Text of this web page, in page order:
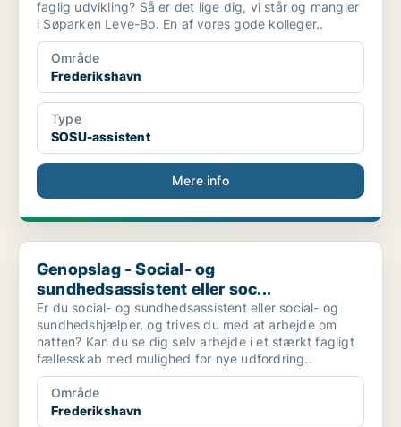
faglig udvikling? Så er det lige dig, vi står og mangler
i Søparken Leve-Bo. En af vores gode kolleger..
Område
Frederikshavn
Type
SOSU-assistent
Mere info
Genopslag - Social- og sundhedsassistent eller soc...
Genopslag - Social- og
sundhedsassistent eller soc...
Er du social- og sundhedsassistent eller social- og
sundhedshjælper, og trives du med at arbejde om
natten? Kan du se dig selv arbejde i et stærkt fagligt
fællesskab med mulighed for nye udfordring..
Område
Frederikshavn